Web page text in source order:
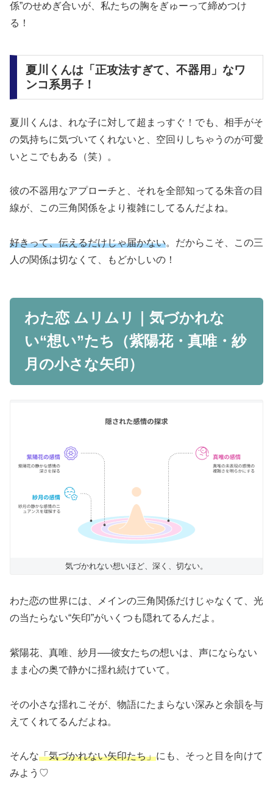
係”のせめぎ合いが、私たちの胸をぎゅーって締めつけ
る！
夏川くんは「正攻法すぎて、不器用」なワ
ンコ系男子！
夏川くんは、れな子に対して超まっすぐ！でも、相手がそ
の気持ちに気づいてくれないと、 空回りしちゃうのが可愛
いとこ でもある（笑）。
彼の不器用なアプローチと、それを全部知ってる朱音の目
線が、この三角関係をより複雑にしてるんだよね。
好きって、伝えるだけじゃ届かない。だからこそ、この三
人の関係は切なくて、もどかしいの！
わた恋 ムリムリ｜気づかれな
い“想い”たち（紫陽花・真唯・紗
月の小さな矢印）
気づかれない想いほど、深く、切ない。
わた恋の世界には、メインの三角関係だけじゃなくて、光
の当たらない“矢印”がいくつも隠れてるんだよ。
紫陽花、真唯、紗月──彼女たちの想いは、声にならない
まま心の奥で静かに揺れ続けていて。
その小さな揺れこそが、物語にたまらない深みと余韻を与
えてくれてる んだよね。
そんな「気づかれない矢印たち」にも、そっと目を向けて
みよう♡